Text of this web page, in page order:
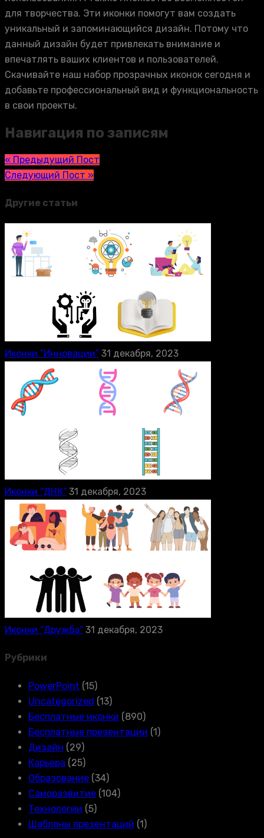
для творчества. Эти иконки помогут вам создать
уникальный и запоминающийся дизайн. Потому что
данный дизайн будет привлекать внимание и
впечатлять ваших клиентов и пользователей.
Скачивайте наш набор прозрачных иконок сегодня и
добавьте профессиональный вид и функциональность
в свои проекты.
Навигация по записям
« Предыдущий Пост
Следующий Пост »
Другие статьи
Иконки “Инновации” 31 декабря, 2023
Иконки “ДНК” 31 декабря, 2023
Иконки “Дружба” 31 декабря, 2023
Рубрики
PowerPoint (15)
Uncategorized (13)
Бесплатные иконки (890)
Бесплатные презентации (1)
Дизайн (29)
Карьера (25)
Образование (34)
Саморазвитие (104)
Технологии (5)
Шаблоны презентаций (1)